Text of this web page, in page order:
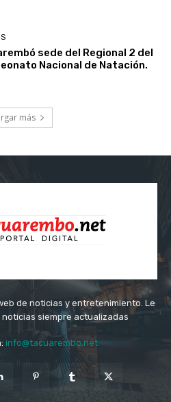
sede del Regional 2 del
Nacional de Natación.
más
de noticias y entretenimiento. Le
siempre actualizadas
info@tacuarembo.net